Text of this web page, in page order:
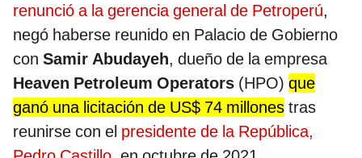
renunció a la gerencia general de Petroperú,
negó haberse reunido en Palacio de Gobierno
con Samir Abudayeh, dueño de la empresa
Heaven Petroleum Operators (HPO) que
ganó una licitación de US$ 74 millones tras
reunirse con el presidente de la República,